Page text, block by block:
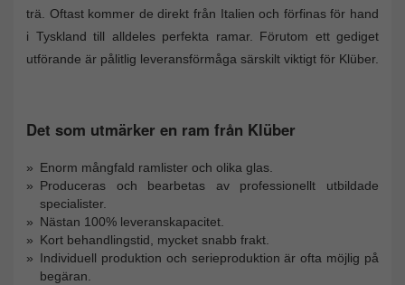
trä. Oftast kommer de direkt från Italien och förfinas för hand
i Tyskland till alldeles perfekta ramar. Förutom ett gediget
utförande är pålitlig leveransförmåga särskilt viktigt för Klüber.
Det som utmärker en ram från Klüber
Enorm mångfald ramlister och olika glas.
Produceras och bearbetas av professionellt utbildade
specialister.
Nästan 100% leveranskapacitet.
Kort behandlingstid, mycket snabb frakt.
Individuell produktion och serieproduktion är ofta möjlig på
begäran.